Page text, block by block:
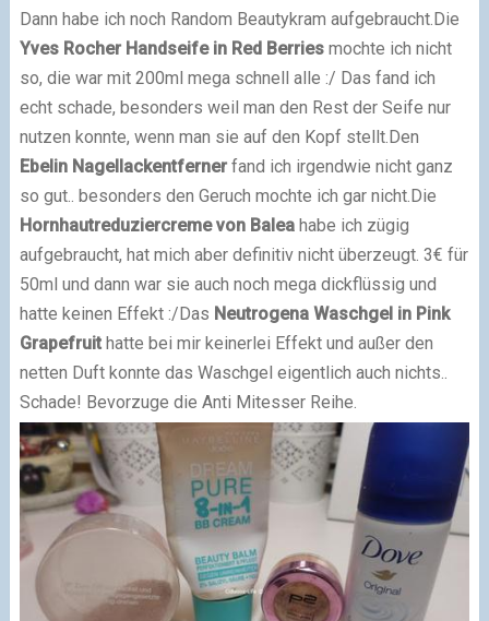
Dann habe ich noch Random Beautykram aufgebraucht. Die
Yves Rocher Handseife in Red Berries mochte ich nicht
so, die war mit 200ml mega schnell alle :/ Das fand ich
echt schade, besonders weil man den Rest der Seife nur
nutzen konnte, wenn man sie auf den Kopf stellt. Den
Ebelin Nagellackentfernerfand ich irgendwie nicht ganz
so gut.. besonders den Geruch mochte ich gar nicht. Die
Hornhautreduziercreme von Balea habe ich zügig
aufgebraucht, hat mich aber definitiv nicht überzeugt. 3€ für
50ml und dann war sie auch noch mega dickflüssig und
hatte keinen Effekt :/ Das Neutrogena Waschgel in Pink
Grapefruithatte bei mir keinerlei Effekt und außer den
netten Duft konnte das Waschgel eigentlich auch nichts..
Schade! Bevorzuge die Anti Mitesser Reihe.